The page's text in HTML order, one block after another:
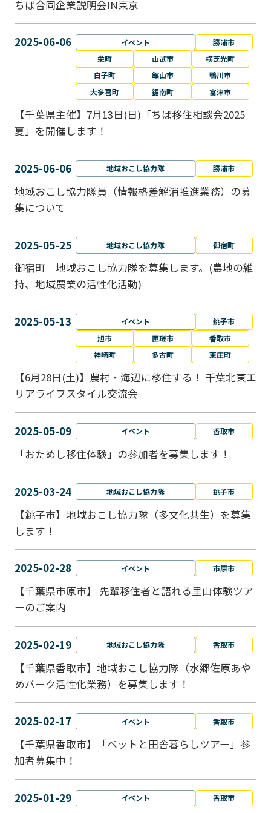
ちば合同企業説明会IN東京
2025-06-06 イベント
勝浦市
栄町
山武市
横芝光町
白子町
館山市
鴨川市
大多喜町
鋸南町 富津市
【千葉県主催】7月13日(日)「ちば移住相談会2025
夏」を開催します！
2025-06-06 地域おこし協力隊 勝浦市
地域おこし協力隊員（情報格差解消推進業務）の募
集について
2025-05-25 地域おこし協力隊 御宿町
御宿町 地域おこし協力隊を募集します。(農地の維
持、地域農業の活性化活動)
2025-05-13 イベント
銚子市
旭市
匝瑳市
香取市
神崎町
多古町 東庄町
【6月28日(土)】農村・海辺に移住する！ 千葉北東エ
リアライフスタイル交流会
2025-05-09 イベント 香取市
「おためし移住体験」の参加者を募集します！
2025-03-24 地域おこし協力隊 銚子市
【銚子市】地域おこし協力隊（多文化共生）を募集
します！
2025-02-28 イベント 市原市
【千葉県市原市】 先輩移住者と語れる里山体験ツア
ーのご案内
2025-02-19 地域おこし協力隊 香取市
【千葉県香取市】地域おこし協力隊（水郷佐原あや
めパーク活性化業務）を募集します！
2025-02-17 イベント 香取市
【千葉県香取市】「ペットと⽥舎暮らしツアー」参
加者募集中！
2025-01-29 イベント 香取市